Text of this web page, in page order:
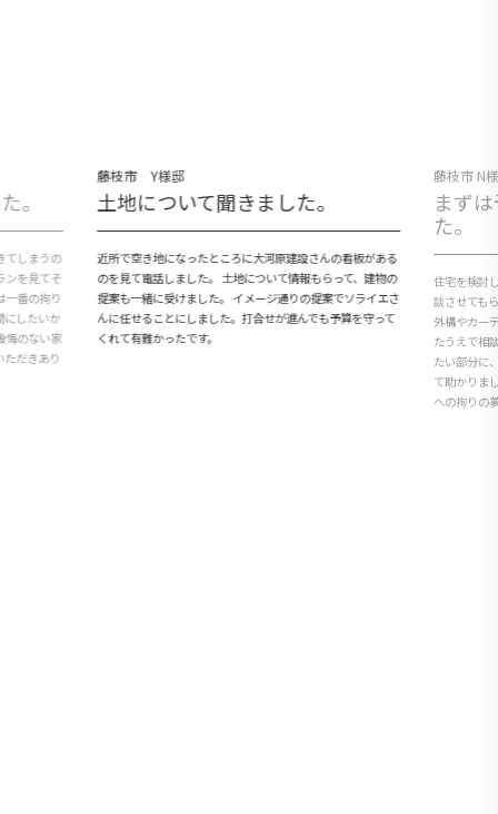
。
てしまうの
ンを見てそ
一番の拘り
にしたいか
悔のない家
ただきあり
藤枝市 Y様邸
土地について聞きました。
近所で空き地になったところに大河原建設さんの看板がある
のを見て電話しました。 土地について情報もらって、建物の
提案も一緒に受けました。 イメージ通りの提案でソライエさ
んに任せることにしました。打合せが進んでも予算を守って
くれて有難かったです。
藤枝市 N
まず
た。
住宅を検討
談させても
外構やカー
たうえで相
たい部分に
て助かりま
への拘りの